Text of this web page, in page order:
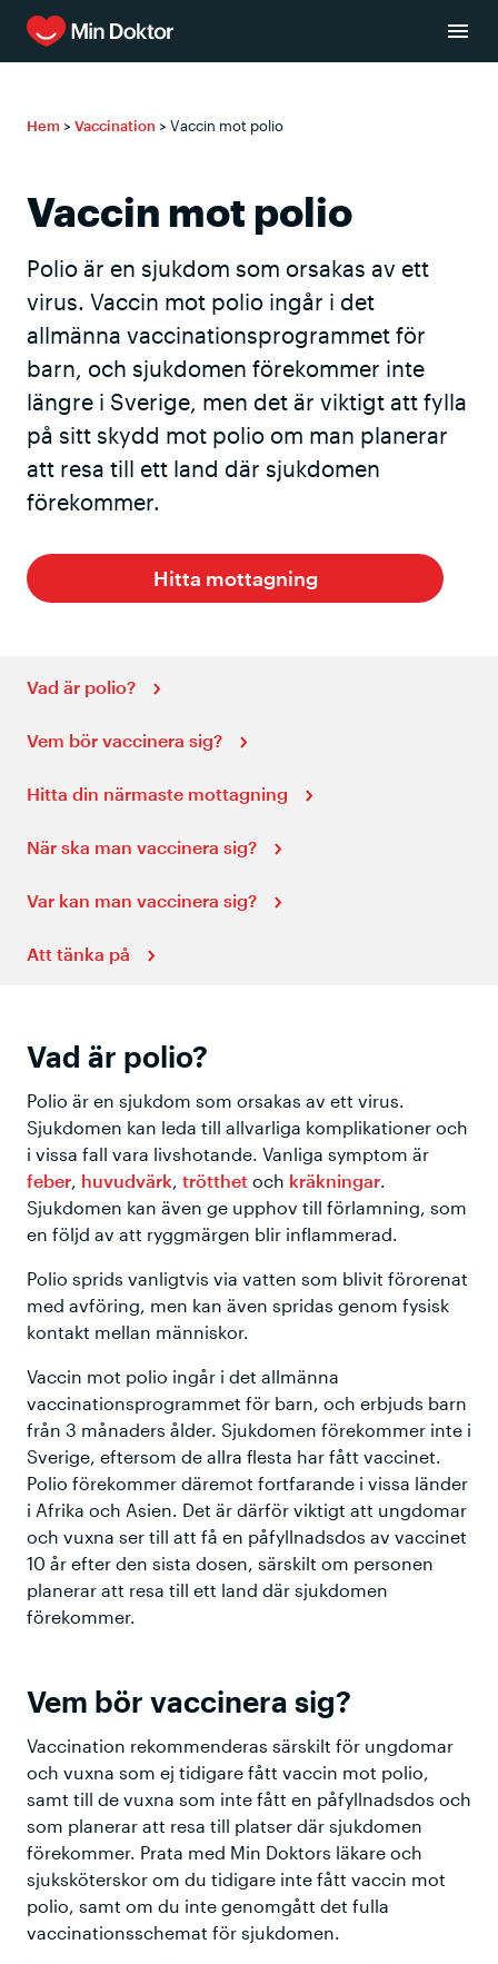
Hem > Vaccination > Vaccin mot polio
Vaccin mot polio
Polio är en sjukdom som orsakas av ett
virus. Vaccin mot polio ingår i det
allmänna vaccinationsprogrammet för
barn, och sjukdomen förekommer inte
längre i Sverige, men det är viktigt att fylla
på sitt skydd mot polio om man planerar
att resa till ett land där sjukdomen
förekommer.
Hitta mottagning
Vad är polio?
Vem bör vaccinera sig?
Hitta din närmaste mottagning
När ska man vaccinera sig?
Var kan man vaccinera sig?
Att tänka på
Vad är polio?
Polio är en sjukdom som orsakas av ett virus.
Sjukdomen kan leda till allvarliga komplikationer och
i vissa fall vara livshotande. Vanliga symptom är
feber huvudvärk trötthet och kräkningar
Sjukdomen kan även ge upphov till förlamning, som
en följd av att ryggmärgen blir inflammerad.
Polio sprids vanligtvis via vatten som blivit förorenat
med avföring, men kan även spridas genom fysisk
kontakt mellan människor.
Vaccin mot polio ingår i det allmänna
vaccinationsprogrammet för barn, och erbjuds barn
från 3 månaders ålder. Sjukdomen förekommer inte i
Sverige, eftersom de allra flesta har fått vaccinet.
Polio förekommer däremot fortfarande i vissa länder
i Afrika och Asien. Det är därför viktigt att ungdomar
och vuxna ser till att få en påfyllnadsdos av vaccinet
10 år efter den sista dosen, särskilt om personen
planerar att resa till ett land där sjukdomen
förekommer.
Vem bör vaccinera sig?
Vaccination rekommenderas särskilt för ungdomar
och vuxna som ej tidigare fått vaccin mot polio,
samt till de vuxna som inte fått en påfyllnadsdos och
som planerar att resa till platser där sjukdomen
förekommer. Prata med Min Doktors läkare och
sjuksköterskor om du tidigare inte fått vaccin mot
polio, samt om du inte genomgått det fulla
vaccinationsschemat för sjukdomen.